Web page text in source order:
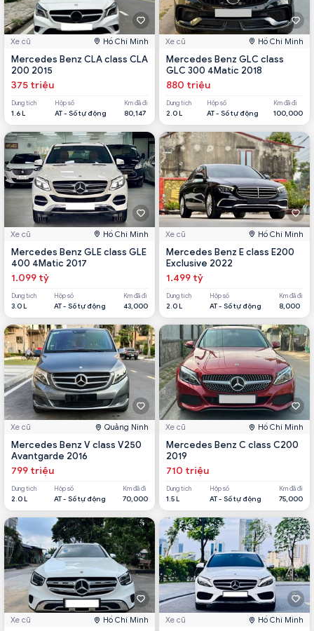
Xe cũ Hồ Chí Minh
Mercedes Benz CLA class CLA
200 2015
375 triệu
Dung tích
1.6 L
Hộp số
AT - Số tự động
Km đã đi
80,147
Xe cũ Hồ Chí Minh
Mercedes Benz GLC class
GLC 300 4Matic 2018
880 triệu
Dung tích
2.0 L
Hộp số
AT - Số tự động
Km đã đi
100,000
Xe cũ Hồ Chí Minh
Mercedes Benz GLE class GLE
400 4Matic 2017
1.099 tỷ
Dung tích
3.0 L
Hộp số
AT - Số tự động
Km đã đi
43,000
Xe cũ Hồ Chí Minh
Mercedes Benz E class E200
Exclusive 2022
1.499 tỷ
Dung tích
2.0 L
Hộp số
AT - Số tự động
Km đã đi
8,000
Xe cũ Quảng Ninh
Mercedes Benz V class V250
Avantgarde 2016
799 triệu
Dung tích
2.0 L
Hộp số
AT - Số tự động
Km đã đi
70,000
Xe cũ Hồ Chí Minh
Mercedes Benz C class C200
2019
710 triệu
Dung tích
1.5 L
Hộp số
AT - Số tự động
Km đã đi
75,000
Xe cũ Hồ Chí Minh Xe cũ Hồ Chí Minh